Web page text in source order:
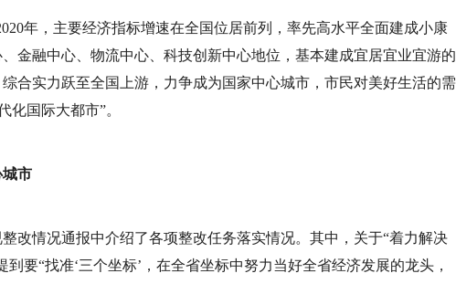
年，主要经济指标增速在全国位居前列，率先高水平全面建成小康
金融中心、物流中心、科技创新中心地位，基本建成宜居宜业宜游的
合实力跃至全国上游，力争成为国家中心城市，市民对美好生活的需
化国际大都市”。
市
改情况通报中介绍了各项整改任务落实情况。其中，关于“着力解决
要“找准‘三个坐标’，在全省坐标中努力当好全省经济发展的龙头，